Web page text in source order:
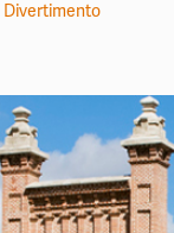
Divertimento